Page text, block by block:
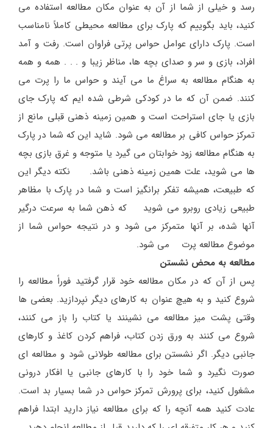
رسد و خیلی از شما از آن به عنوان مکان مطالعه استفاده می
کنید، باید بگوییم که پارک برای مطالعه محیطی کاملاً نامناسب
است. پارک دارای عوامل حواس پرتی فراوان است. رفت و آمد
افراد، بازی و سر و صدای بچه ها، مناظر زیبا و . . . همه و همه
به هنگام مطالعه به سراغ ما می آیند و حواس ما را پرت می
کنند. ضمن آن که ما در کودکی شرطی شده ایم که پارک جای
بازی یا جای استراحت است و همین زمینه ذهنی قبلی مانع از
تمرکز حواس کافی بر مطالعه می شود. شاید این که شما در پارک
به هنگام مطالعه زود خوابتان می گیرد یا متوجه و غرق بازی بچه
ها می شوید، علت همین زمینه ذهنی باشد. نکته دیگر این
که طبیعت، همیشه تفکر برانگیز است و شما در پارک با مظاهر
طبیعی زیادی روبرو می شوید که ذهن شما به سرعت درگیر
آنها شده، بر آنها متمرکز می شود و در نتیجه حواس شما از
موضوع مطالعه پرت می شود.
مطالعه به محض نشستن
پس از آن که در مکان مطالعه خود قرار گرفتید فوراً مطالعه را
شروع کنید و به هیچ عنوان به کارهای دیگر نپردازید. بعضی ها
وقتی پشت میز مطالعه می نشینند یا کتاب را باز می کنند،
شروع می کنند به ورق زدن کتاب، فراهم کردن کاغذ و کارهای
جانبی دیگر. اگر نشستن برای مطالعه طولانی شود و مطالعه ای
صورت نگیرد و شما خود را با کارهای جانبی یا افکار درونی
مشغول کنید، برای پرورش تمرکز حواس در شما بسیار بد است.
عادت کنید همه آنچه را که برای مطالعه نیاز دارید ابتدا فراهم